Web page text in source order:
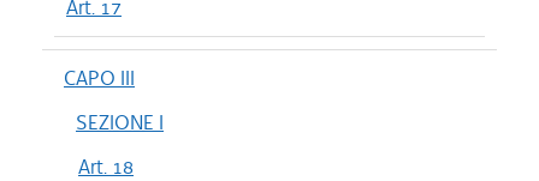
Art. 17
CAPO III
SEZIONE I
Art. 18